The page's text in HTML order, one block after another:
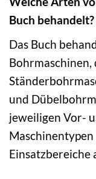
Buch behandelt?
Das Buch
und
jeweiligen Vor-
Einsatzbereiche